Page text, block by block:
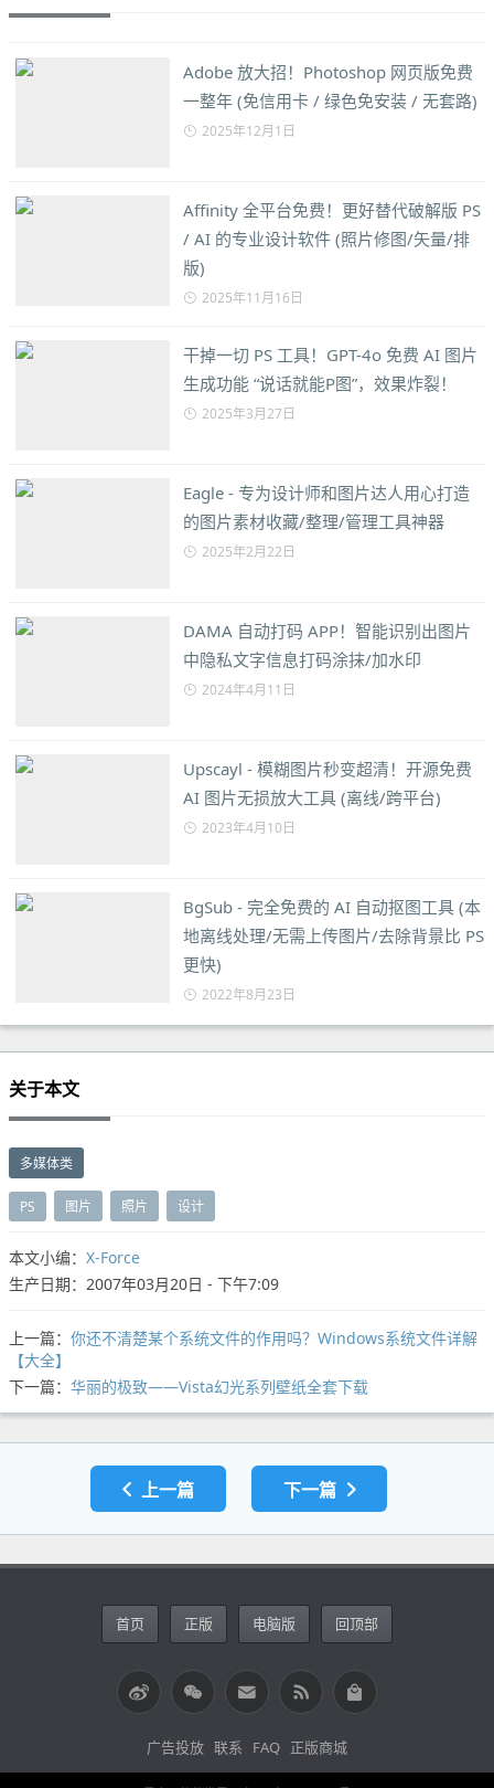
Adobe 放大招！Photoshop 网页版免费
一整年 (免信用卡 / 绿色免安装 / 无套路)
2025年12月1日
Affinity 全平台免费！更好替代破解版 PS
/ AI 的专业设计软件 (照片修图/矢量/排
版)
2025年11月16日
干掉一切 PS 工具！GPT-4o 免费 AI 图片
生成功能 “说话就能P图”，效果炸裂！
2025年3月27日
Eagle - 专为设计师和图片达人用心打造
的图片素材收藏/整理/管理工具神器
2025年2月22日
DAMA 自动打码 APP！智能识别出图片
中隐私文字信息打码涂抹/加水印
2024年4月11日
Upscayl - 模糊图片秒变超清！开源免费
AI 图片无损放大工具 (离线/跨平台)
2023年4月10日
BgSub - 完全免费的 AI 自动抠图工具 (本
地离线处理/无需上传图片/去除背景比 PS
更快)
2022年8月23日
关于本文
多媒体类
PS 图片 照片 设计
本文小编： X-Force
生产日期：2007年03月20日 - 下午7:09
上一篇： 你还不清楚某个系统文件的作用吗？Windows系统文件详解
【大全】
下一篇： 华丽的极致——Vista幻光系列壁纸全套下载
上一篇 下一篇
首页 正版 电脑版 回顶部
广告投放 联系 FAQ 正版商城